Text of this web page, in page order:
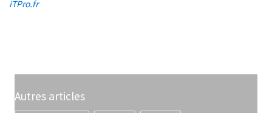
iTPro.fr
Autres articles